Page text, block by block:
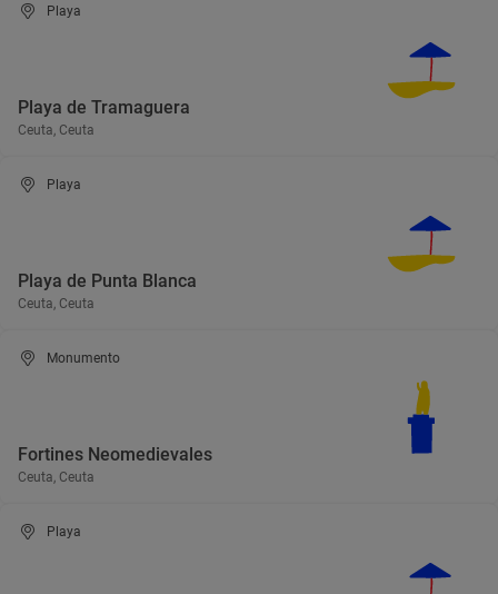
Playa
Playa de Tramaguera
Ceuta, Ceuta
Playa
Playa de Punta Blanca
Ceuta, Ceuta
Monumento
Fortines Neomedievales
Ceuta, Ceuta
Playa